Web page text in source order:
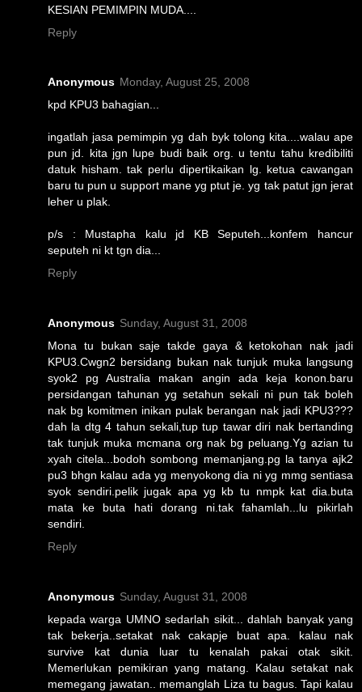
KESIAN PEMIMPIN MUDA....
Reply
Anonymous Monday, August 25, 2008
kpd KPU3 bahagian...
ingatlah jasa pemimpin yg dah byk tolong kita....walau ape
pun jd. kita jgn lupe budi baik org. u tentu tahu kredibiliti
datuk hisham. tak perlu dipertikaikan lg. ketua cawangan
baru tu pun u support mane yg ptut je. yg tak patut jgn jerat
leher u plak.
p/s : Mustapha kalu jd KB Seputeh...konfem hancur
seputeh ni kt tgn dia...
Reply
Anonymous Sunday, August 31, 2008
Mona tu bukan saje takde gaya & ketokohan nak jadi
KPU3.Cwgn2 bersidang bukan nak tunjuk muka langsung
syok2 pg Australia makan angin ada keja konon.baru
persidangan tahunan yg setahun sekali ni pun tak boleh
nak bg komitmen inikan pulak berangan nak jadi KPU3???
dah la dtg 4 tahun sekali,tup tup tawar diri nak bertanding
tak tunjuk muka mcmana org nak bg peluang.Yg azian tu
xyah citela...bodoh sombong memanjang.pg la tanya ajk2
pu3 bhgn kalau ada yg menyokong dia ni yg mmg sentiasa
syok sendiri.pelik jugak apa yg kb tu nmpk kat dia.buta
mata ke buta hati dorang ni.tak fahamlah...lu pikirlah
sendiri.
Reply
Anonymous Sunday, August 31, 2008
kepada warga UMNO sedarlah sikit... dahlah banyak yang
tak bekerja..setakat nak cakapje buat apa. kalau nak
survive kat dunia luar tu kenalah pakai otak sikit.
Memerlukan pemikiran yang matang. Kalau setakat nak
memegang jawatan.. memanglah Liza tu bagus. Tapi kalau